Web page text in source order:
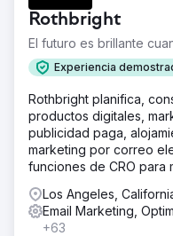
Rothbright
El futuro es brillante
Experiencia
Rothbright planifica,
productos digitales,
publicidad paga,
marketing por correo
funciones de CRO para
Los Angeles,
Email Marketing,
+63